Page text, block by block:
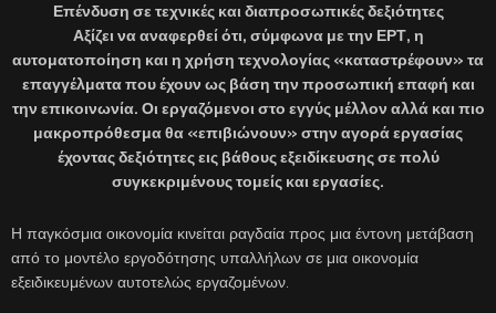
Επένδυση σε τεχνικές και διαπροσωπικές δεξιότητες
Αξίζει να αναφερθεί ότι, σύμφωνα με την ΕΡΤ, η
αυτοματοποίηση και η χρήση τεχνολογίας «καταστρέφουν» τα
επαγγέλματα που έχουν ως βάση την προσωπική επαφή και
την επικοινωνία. Οι εργαζόμενοι στο εγγύς μέλλον αλλά και πιο
μακροπρόθεσμα θα «επιβιώνουν» στην αγορά εργασίας
έχοντας δεξιότητες εις βάθους εξειδίκευσης σε πολύ
συγκεκριμένους τομείς και εργασίες.
Η παγκόσμια οικονομία κινείται ραγδαία προς μια έντονη μετάβαση
από το μοντέλο εργοδότησης υπαλλήλων σε μια οικονομία
εξειδικευμένων αυτοτελώς εργαζομένων.